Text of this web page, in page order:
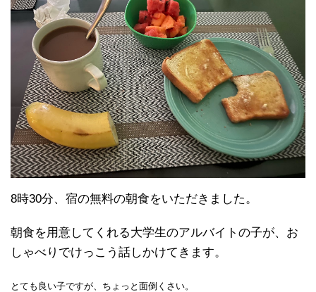
8時30分、宿の無料の朝食をいただきました。
朝食を用意してくれる大学生のアルバイトの子が、お
しゃべりでけっこう話しかけてきます。
とても良い子ですが、ちょっと面倒くさい。